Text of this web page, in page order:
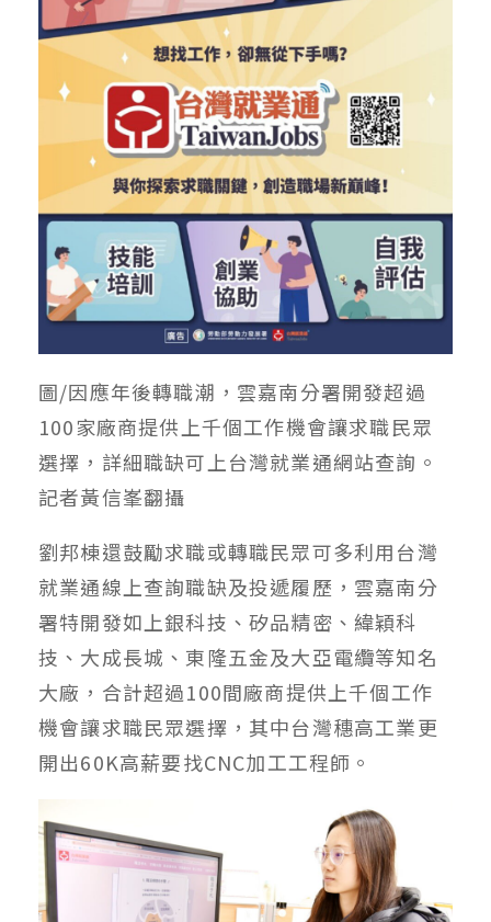
圖/因應年後轉職潮，雲嘉南分署開發超過
100家廠商提供上千個工作機會讓求職民眾
選擇，詳細職缺可上台灣就業通網站查詢。
記者黃信峯翻攝
劉邦棟還鼓勵求職或轉職民眾可多利用台灣
就業通線上查詢職缺及投遞履歷，雲嘉南分
署特開發如上銀科技、矽品精密、緯穎科
技、大成長城、東隆五金及大亞電纜等知名
大廠，合計超過100間廠商提供上千個工作
機會讓求職民眾選擇，其中台灣穗高工業更
開出60K高薪要找CNC加工工程師。